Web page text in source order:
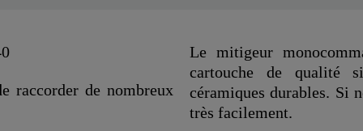
raccorder de nombreux
Le mitigeur
cartouche de qualité
céramiques durables. Si
très facilement.